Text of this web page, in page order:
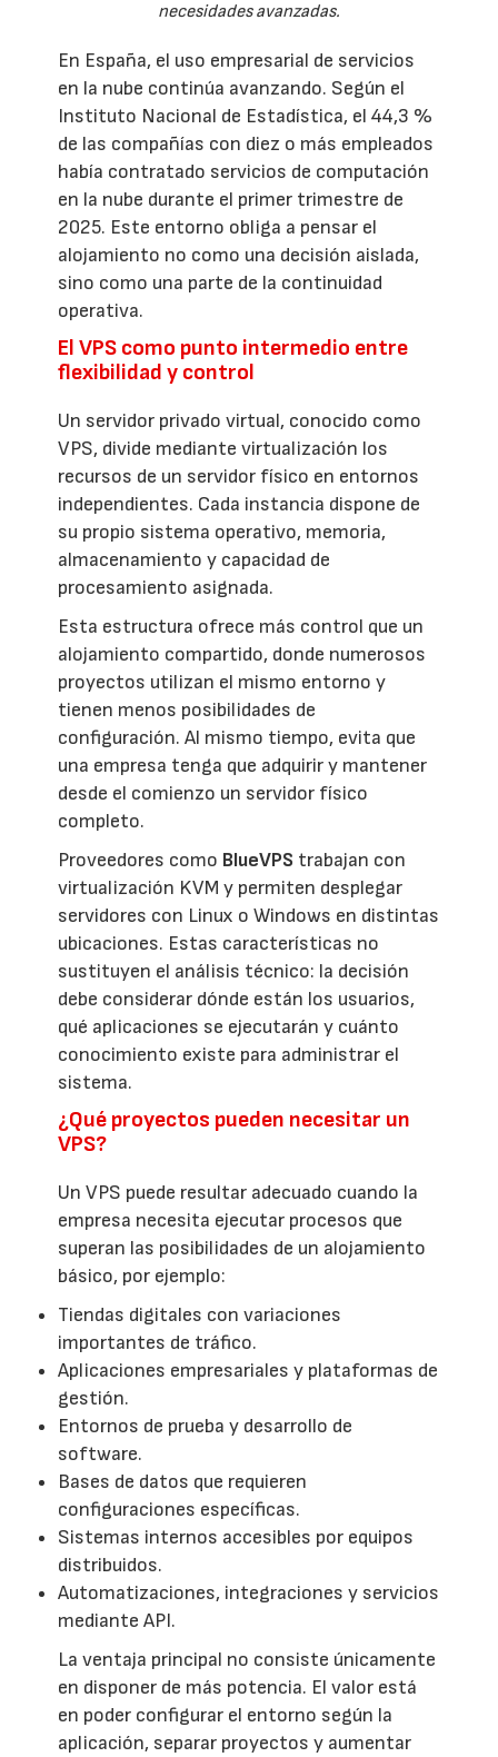
necesidades avanzadas.
En España, el uso empresarial de servicios
en la nube continúa avanzando. Según el
Instituto Nacional de Estadística, el 44,3 %
de las compañías con diez o más empleados
había contratado servicios de computación
en la nube durante el primer trimestre de
2025. Este entorno obliga a pensar el
alojamiento no como una decisión aislada,
sino como una parte de la continuidad
operativa.
El VPS como punto intermedio entre
flexibilidad y control
Un servidor privado virtual, conocido como
VPS, divide mediante virtualización los
recursos de un servidor físico en entornos
independientes. Cada instancia dispone de
su propio sistema operativo, memoria,
almacenamiento y capacidad de
procesamiento asignada.
Esta estructura ofrece más control que un
alojamiento compartido, donde numerosos
proyectos utilizan el mismo entorno y
tienen menos posibilidades de
configuración. Al mismo tiempo, evita que
una empresa tenga que adquirir y mantener
desde el comienzo un servidor físico
completo.
Proveedores como BlueVPS trabajan con
virtualización KVM y permiten desplegar
servidores con Linux o Windows en distintas
ubicaciones. Estas características no
sustituyen el análisis técnico: la decisión
debe considerar dónde están los usuarios,
qué aplicaciones se ejecutarán y cuánto
conocimiento existe para administrar el
sistema.
¿Qué proyectos pueden necesitar un
VPS?
Un VPS puede resultar adecuado cuando la
empresa necesita ejecutar procesos que
superan las posibilidades de un alojamiento
básico, por ejemplo:
Tiendas digitales con variaciones
importantes de tráfico.
Aplicaciones empresariales y plataformas de
gestión.
Entornos de prueba y desarrollo de
software.
Bases de datos que requieren
configuraciones específicas.
Sistemas internos accesibles por equipos
distribuidos.
Automatizaciones, integraciones y servicios
mediante API.
La ventaja principal no consiste únicamente
en disponer de más potencia. El valor está
en poder configurar el entorno según la
aplicación, separar proyectos y aumentar